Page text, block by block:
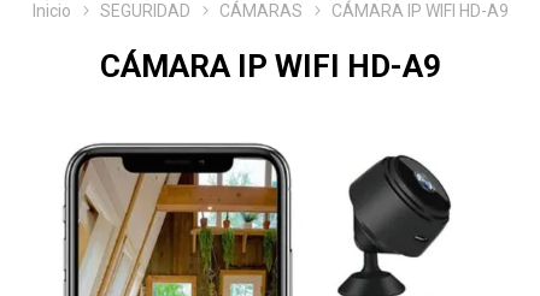
Inicio SEGURIDAD CÁMARAS CÁMARA IP WIFI HD-A9
CÁMARA IP WIFI HD-A9